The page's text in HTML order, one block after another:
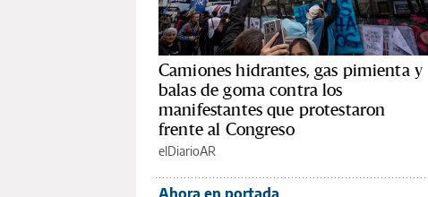
Camiones hidrantes, gas pimienta y
balas de goma contra los
manifestantes que protestaron
frente al Congreso
elDiarioAR
Ahora en portada